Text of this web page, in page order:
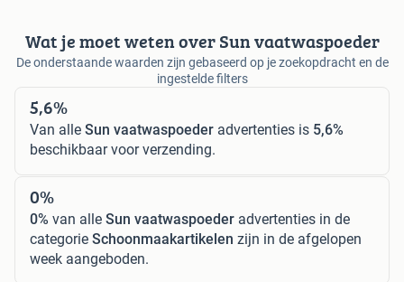
Wat je moet weten over Sun vaatwaspoeder
De onderstaande waarden zijn gebaseerd op je zoekopdracht en de
ingestelde filters
5,6%
Van alle Sun vaatwaspoeder advertenties is 5,6%
beschikbaar voor verzending.
0%
0% van alle Sun vaatwaspoeder advertenties in de
categorie Schoonmaakartikelen zijn in de afgelopen
week aangeboden.